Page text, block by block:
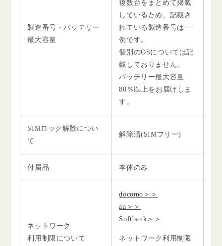
製造番号・バッテリー
最大容量
複数台をまとめて掲載
しているため、記載さ
れている製造番号は一
例です。
個別のOSについては記
載しておりません。
バッテリー最大容量
80％以上をお届けしま
す。
SIMロック解除につい
て
解除済(SIMフリー)
付属品 本体のみ
ネットワーク
利用制限について
docomo＞＞
au＞＞
Softbank＞＞
ネットワーク利用制限